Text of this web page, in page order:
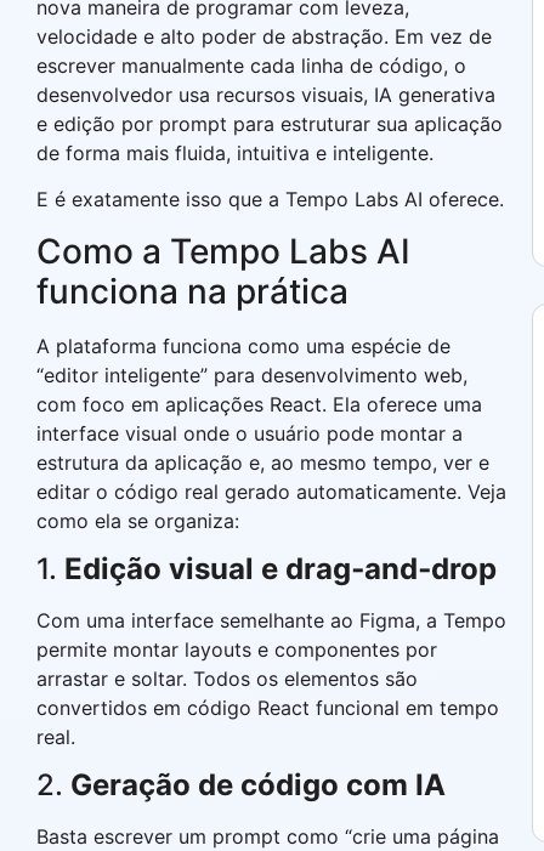
nova maneira de programar com leveza,
velocidade e alto poder de abstração. Em vez de
escrever manualmente cada linha de código, o
desenvolvedor usa recursos visuais, IA generativa
e edição por prompt para estruturar sua aplicação
de forma mais fluida, intuitiva e inteligente.
E é exatamente isso que a Tempo Labs AI oferece.
Como a Tempo Labs AI
funciona na prática
A plataforma funciona como uma espécie de
“editor inteligente” para desenvolvimento web,
com foco em aplicações React. Ela oferece uma
interface visual onde o usuário pode montar a
estrutura da aplicação e, ao mesmo tempo, ver e
editar o código real gerado automaticamente. Veja
como ela se organiza:
1. Edição visual e drag‑and‑drop
Com uma interface semelhante ao Figma, a Tempo
permite montar layouts e componentes por
arrastar e soltar. Todos os elementos são
convertidos em código React funcional em tempo
real.
2. Geração de código com IA
Basta escrever um prompt como “crie uma página